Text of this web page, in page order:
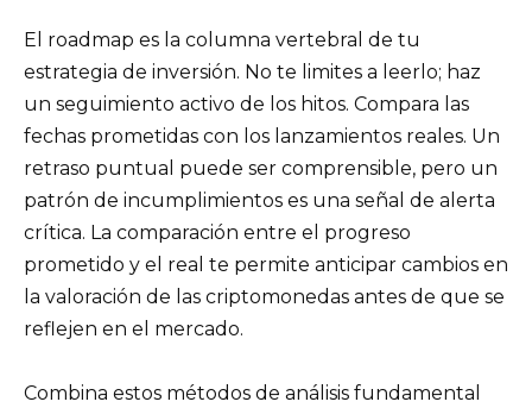
El roadmap es la columna vertebral de tu
estrategia de inversión. No te limites a leerlo; haz
un seguimiento activo de los hitos. Compara las
fechas prometidas con los lanzamientos reales. Un
retraso puntual puede ser comprensible, pero un
patrón de incumplimientos es una señal de alerta
crítica. La comparación entre el progreso
prometido y el real te permite anticipar cambios en
la valoración de las criptomonedas antes de que se
reflejen en el mercado.
Combina estos métodos de análisis fundamental